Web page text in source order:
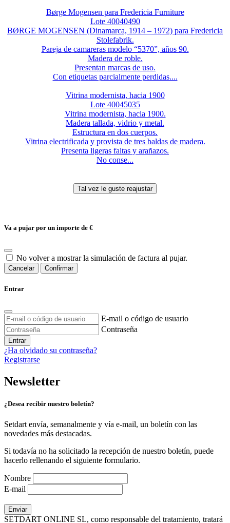
Børge Mogensen para Fredericia Furniture
Lote 40040490
BØRGE MOGENSEN (Dinamarca, 1914 – 1972) para Fredericia
Stolefabrik.
Pareja de camareras modelo “5370”, años 90.
Madera de roble.
Presentan marcas de uso.
Con etiquetas parcialmente perdidas....
Vitrina modernista, hacia 1900
Lote 40045035
Vitrina modernista, hacia 1900.
Madera tallada, vidrio y metal.
Estructura en dos cuerpos.
Vitrina electrificada y provista de tres baldas de madera.
Presenta ligeras faltas y arañazos.
No conse...
Va a pujar por un importe de €
No volver a mostrar la simulación de factura al pujar.
Cancelar Confirmar
Entrar
E-mail o código de usuario
Contraseña
Entrar
¿Ha olvidado su contraseña?
Registrarse
Newsletter
¿Desea recibir nuestro boletín?
Setdart envía, semanalmente y vía e-mail, un boletín con las
novedades más destacadas.
Si todavía no ha solicitado la recepción de nuestro boletín, puede
hacerlo rellenando el siguiente formulario.
Nombre
E-mail
SETDART ONLINE SL, como responsable del tratamiento, tratará